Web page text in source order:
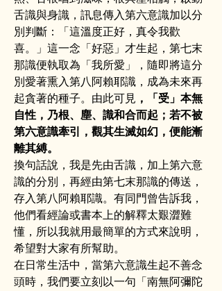
舌識與身識，訊息傳入第六意識加以分
別判斷：「這溫度正好，真令我歡
喜。」這一念「好惡」才生起，第七末
那識便執取為「我所愛」，隨即將這分
別愛著熏入第八阿賴耶識，成為未來再
起貪著的種子。由此可見 ，「受」本無
自性，乃根、塵、識和合而起；若不被
第六意識牽引，觀其生滅如幻，便能漸
離其縛。
換句話說，我是先由舌識，加上第六意
識的分別，再經由第七末那識的傳送，
存入第八阿賴耶識。有同門曾告訴我，
他們看經論或書本上的解釋太艱澀難
懂，所以我就用最簡單的方式來說明，
希望對大家有所幫助。
在日常生活中，當第六意識生起不善念
頭時，我們要立刻以一句「南無阿彌陀